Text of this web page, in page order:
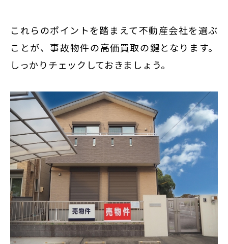
これらのポイントを踏まえて不動産会社を選ぶ
ことが、事故物件の高価買取の鍵となります。
しっかりチェックしておきましょう。